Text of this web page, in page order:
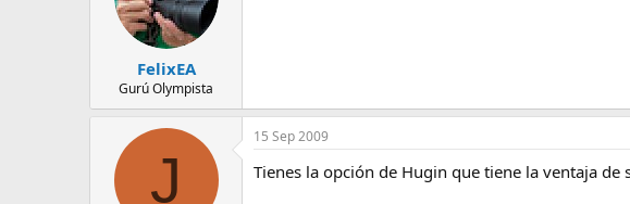
FelixEA
Gurú Olympista
J
15 Sep 2009
Tienes la opción de Hugin que tiene la ventaja